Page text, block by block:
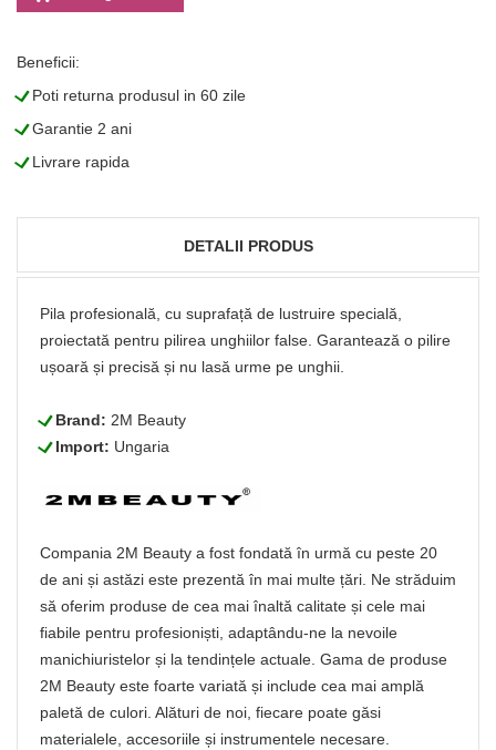
Beneficii:
LPoti returna produsul in 60 zile
LGarantie 2 ani
LLivrare rapida
DETALII PRODUS
Pila profesională, cu suprafață de lustruire specială,
proiectată pentru pilirea unghiilor false. Garantează o pilire
ușoară și precisă și nu lasă urme pe unghii.
LBrand: 2M Beauty
LImport: Ungaria
Compania 2M Beauty a fost fondată în urmă cu peste 20
de ani și astăzi este prezentă în mai multe țări. Ne străduim
să oferim produse de cea mai înaltă calitate și cele mai
fiabile pentru profesioniști, adaptându-ne la nevoile
manichiuristelor și la tendințele actuale. Gama de produse
2M Beauty este foarte variată și include cea mai amplă
paletă de culori. Alături de noi, fiecare poate găsi
materialele, accesoriile și instrumentele necesare.